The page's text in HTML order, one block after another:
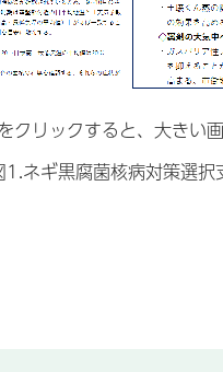
クリックすると、大きい
1.ネギ黒腐菌核病対策選択